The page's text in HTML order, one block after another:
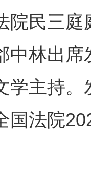
院民三
中林出
学主持
国法院